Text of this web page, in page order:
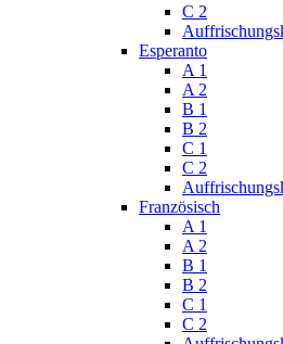
C 2
Esperanto
A 1
A 2
B 1
B 2
C 1
C 2
Französisch
A 1
A 2
B 1
B 2
C 1
C 2